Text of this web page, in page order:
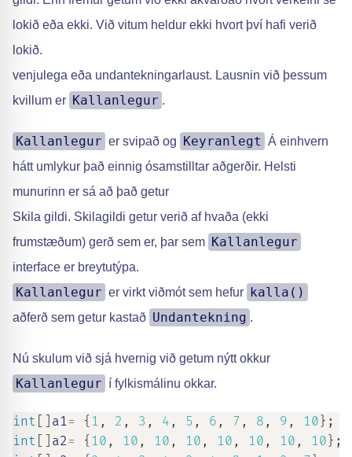
lokið eða ekki. Við vitum heldur ekki hvort því hafi verið
lokið.
venjulega eða undantekningarlaust. Lausnin við þessum
kvillum er Kallanlegur .
Kallanlegur er svipað og Keyranlegt Á einhvern
hátt umlykur það einnig ósamstilltar aðgerðir. Helsti
munurinn er sá að það getur
Skila gildi. Skilagildi getur verið af hvaða (ekki
frumstæðum) gerð sem er, þar sem Kallanlegur
interface er breytutýpa.
Kallanlegur er virkt viðmót sem hefur kalla()
aðferð sem getur kastað Undantekning .
Nú skulum við sjá hvernig við getum nýtt okkur
Kallanlegur í fylkismálinu okkar.
int a1= { 1 , 2 , 3 , 4 , 5 , 6 , 7 , 8 , 9 , 10 } ;
int
a2 = { 10 , 10 , 10 , 10 , 10 , 10 , 10 , 10 } ;